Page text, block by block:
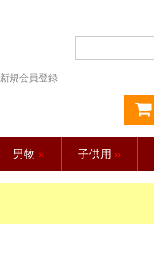
新規会員登録
男物 » 子供用 »